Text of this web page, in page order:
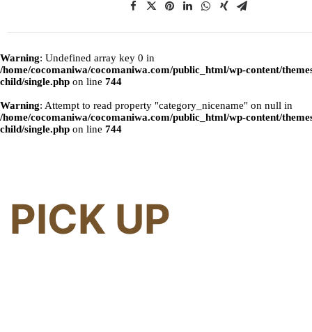
Warning: Undefined array key 0 in
/home/cocomaniwa/cocomaniwa.com/public_html/wp-content/
child/single.php on line 744
Warning: Attempt to read property "category_nicename" on null in
/home/cocomaniwa/cocomaniwa.com/public_html/wp-content/
child/single.php on line 744
PICK UP